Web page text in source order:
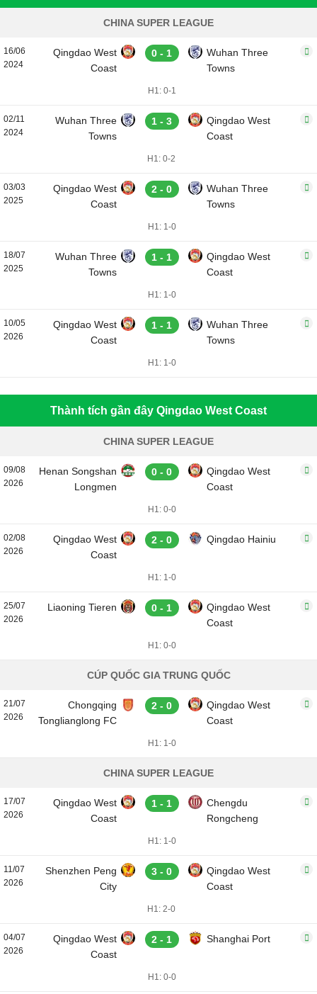
CHINA SUPER LEAGUE
16/06
2024
Qingdao West
Coast
0 - 1
Wuhan Three
Towns
H1: 0-1
02/11
2024
Wuhan Three
Towns
1 - 3
Qingdao West
Coast
H1: 0-2
03/03
2025
Qingdao West
Coast
2 - 0
Wuhan Three
Towns
H1: 1-0
18/07
2025
Wuhan Three
Towns
1 - 1
Qingdao West
Coast
H1: 1-0
10/05
2026
Qingdao West
Coast
1 - 1
Wuhan Three
Towns
H1: 1-0
Thành tích gần đây Qingdao West Coast
CHINA SUPER LEAGUE
09/08
2026
Henan Songshan
Longmen
0 - 0
Qingdao West
Coast
H1: 0-0
02/08
2026
Qingdao West
Coast
2 - 0 Qingdao Hainiu
H1: 1-0
25/07
2026
Liaoning Tieren 0 - 1
Qingdao West
Coast
H1: 0-0
CÚP QUỐC GIA TRUNG QUỐC
21/07
2026
Chongqing
Tonglianglong FC
2 - 0
Qingdao West
Coast
H1: 1-0
CHINA SUPER LEAGUE
17/07
2026
Qingdao West
Coast
1 - 1
Chengdu
Rongcheng
H1: 1-0
11/07
2026
Shenzhen Peng
City
3 - 0
Qingdao West
Coast
H1: 2-0
04/07
2026
Qingdao West
Coast
2 - 1 Shanghai Port
H1: 0-0